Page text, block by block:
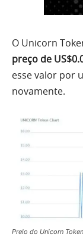
O Unicorn
preço de
esse valor por
novamente.
Prelo do Unicorn